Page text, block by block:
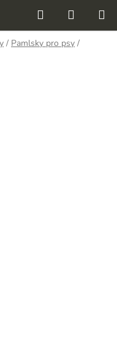
Hledat
KOŠÍK
/ Pamlsky pro psy /